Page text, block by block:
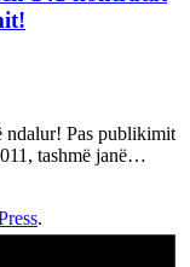
ndalur! Pas publikimit
tashmë janë…
.